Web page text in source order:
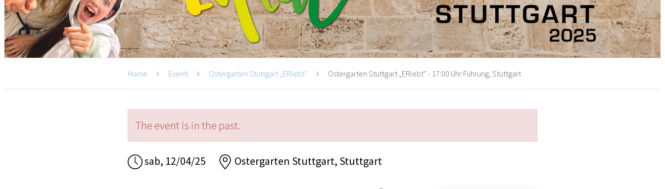
Home Eventi Ostergarten Stuttgart „ERlebt“ Ostergarten Stuttgart „ERlebt“ - 17:00 Uhr Führung, Stuttgart
The event is in the past.
sab, 12/04/25 Ostergarten Stuttgart, Stuttgart